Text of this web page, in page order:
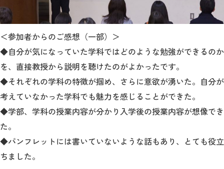
＜参加者からのご感想（一部）＞
◆自分が気になっていた学科ではどのような勉強ができるのか
を、直接教授から説明を聴けたのがよかったです。
◆それぞれの学科の特徴が掴め、さらに意欲が湧いた。自分が
考えていなかった学科でも魅力を感じることができた。
◆学部、学科の授業内容が分かり入学後の授業内容が想像でき
た。
◆パンフレットには書いていないような話もあり、とても役立
ちました。